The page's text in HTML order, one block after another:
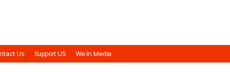
Us Support US We In Media